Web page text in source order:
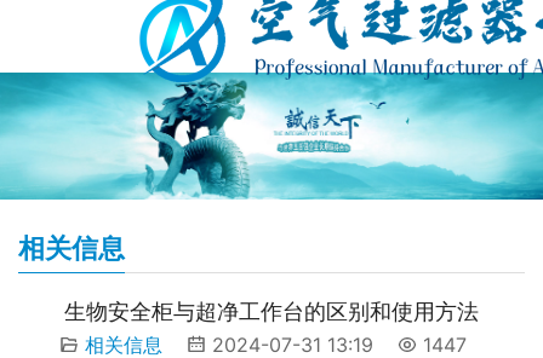
相关信息
生物安全柜与超净工作台的区别和使用方法
相关信息 2024-07-31 13:19 1447